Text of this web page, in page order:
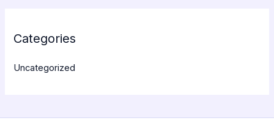
Categories
Uncategorized